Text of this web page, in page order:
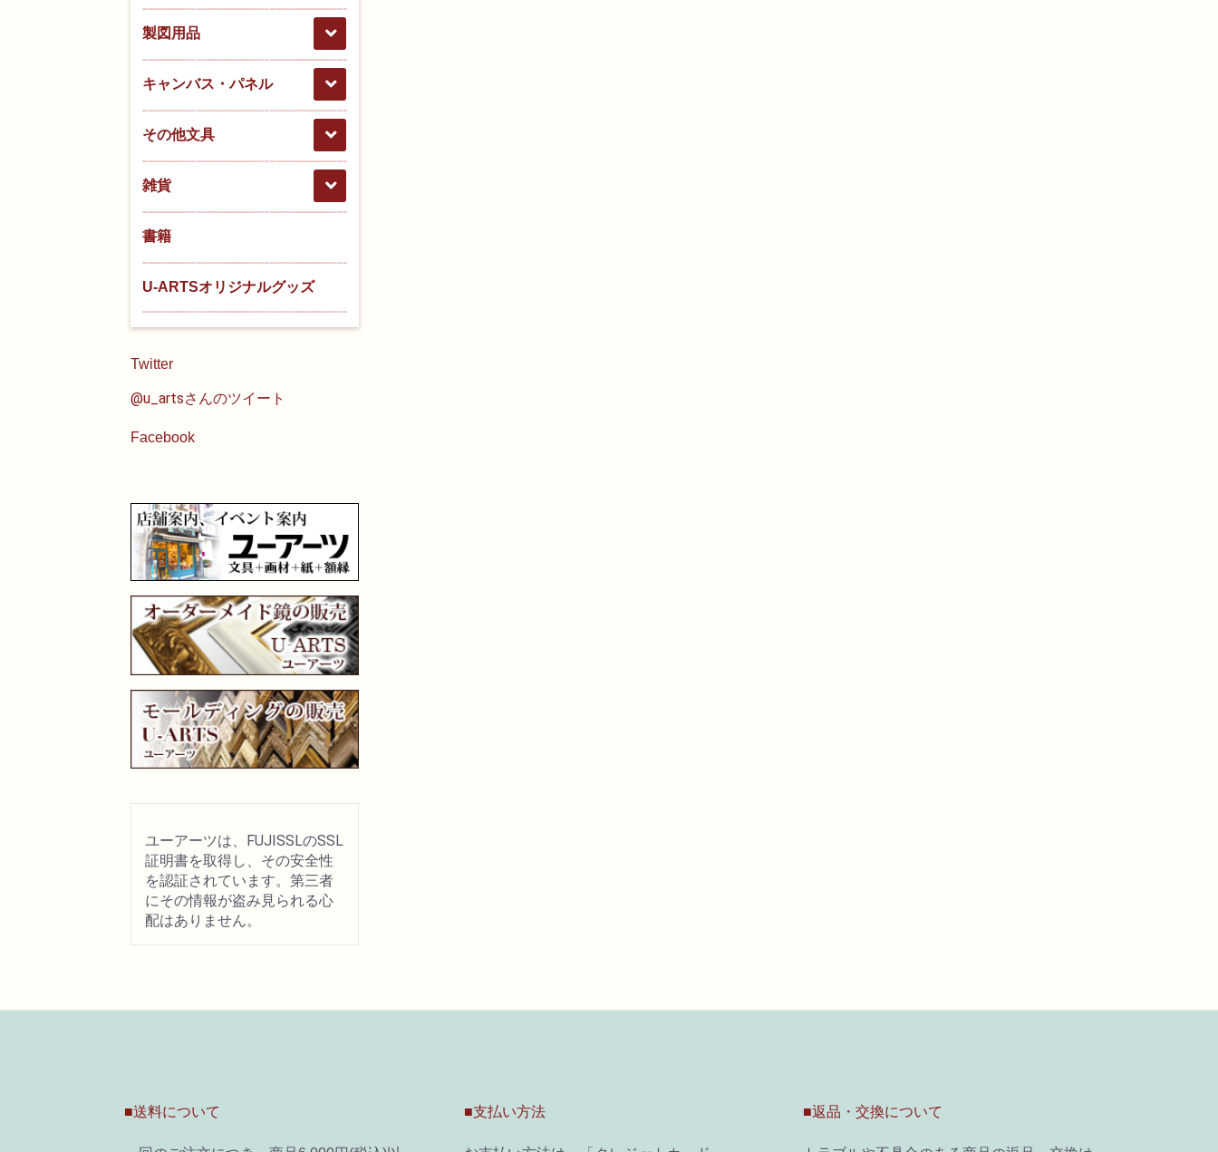
製図用品
キャンバス・パネル
その他文具
雑貨
書籍
U-ARTSオリジナルグッズ
Twitter
@u_artsさんのツイート
Facebook
ユーアーツは、FUJISSLのSSL
証明書を取得し、その安全性
を認証されています。第三者
にその情報が盗み見られる心
配はありません。
■送料について ■支払い方法 ■返品・交換について